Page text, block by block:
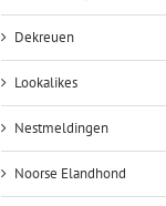
Dekreuen
Lookalikes
Nestmeldingen
Noorse Elandhond